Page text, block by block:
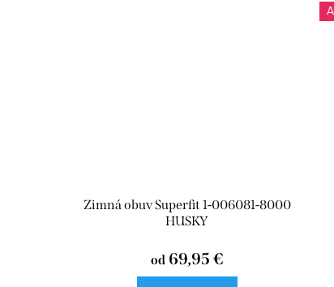
Zimná obuv Superfit 1-006081-8000
HUSKY
od69,95 €